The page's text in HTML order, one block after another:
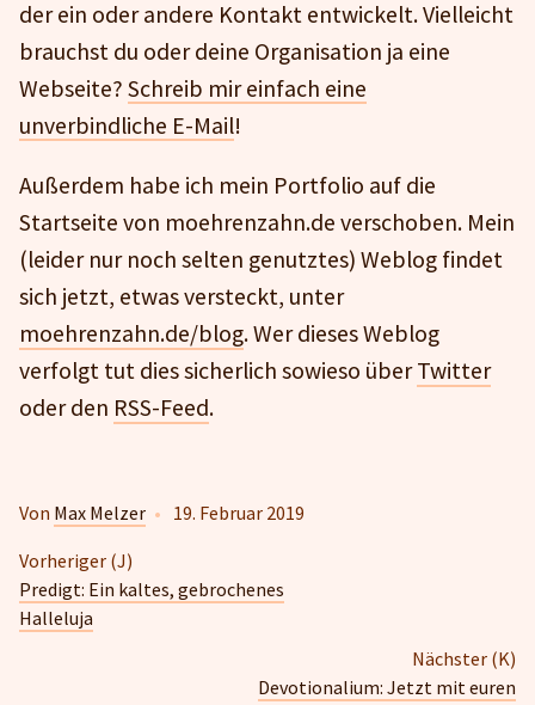
der ein oder andere Kontakt entwickelt. Vielleicht
brauchst du oder deine Organisation ja eine
Webseite? Schreib mir einfach eine
unverbindliche E-Mail!
Außerdem habe ich mein Portfolio auf die
Startseite von moehrenzahn.de verschoben. Mein
(leider nur noch selten genutztes) Weblog findet
sich jetzt, etwas versteckt, unter
moehrenzahn.de/blog. Wer dieses Weblog
verfolgt tut dies sicherlich sowieso überTwitter
oder den RSS-Feed.
Von Max Melzer • 19. Februar 2019
Vorheriger (J)
Predigt: Ein kaltes, gebrochenes
Halleluja
Nächster (K)
Devotionalium: Jetzt mit euren